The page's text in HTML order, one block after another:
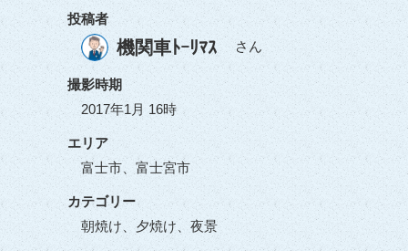
投稿者
機関車ﾄｰﾘﾏｽ さん
撮影時期
2017年1月 16時
エリア
富士市、富士宮市
カテゴリー
朝焼け、夕焼け、夜景